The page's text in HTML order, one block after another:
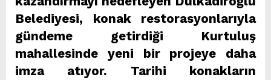
Belediyesi, konak restorasyonlarıyla
gündeme getirdiği Kurtuluş
mahallesinde yeni bir projeye daha
imza atıyor. Tarihi konakların